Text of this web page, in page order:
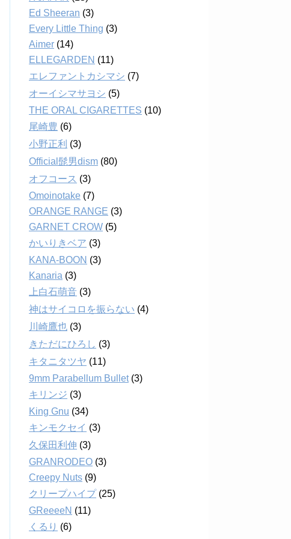
Ed Sheeran (3)
Every Little Thing (3)
Aimer (14)
ELLEGARDEN (11)
エレファントカシマシ (7)
オーイシマサヨシ (5)
THE ORAL CIGARETTES (10)
尾崎豊 (6)
小野正利 (3)
Official髭男dism (80)
オフコース (3)
Omoinotake (7)
ORANGE RANGE (3)
GARNET CROW (5)
かいりきベア (3)
KANA-BOON (3)
Kanaria (3)
上白石萌音 (3)
神はサイコロを振らない (4)
川崎鷹也 (3)
きただにひろし (3)
キタニタツヤ (11)
9mm Parabellum Bullet(3)
キリンジ (3)
King Gnu (34)
キンモクセイ (3)
久保田利伸 (3)
GRANRODEO (3)
Creepy Nuts (9)
クリープハイプ(25)
GReeeeN (11)
くるり (6)